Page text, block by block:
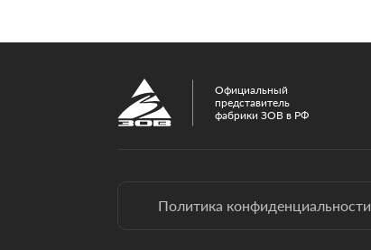
Официальный
представитель
фабрики ЗОВ в РФ
Политика конфиденциальности